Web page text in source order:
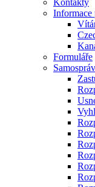
Kontakty
Informace
Formuláře